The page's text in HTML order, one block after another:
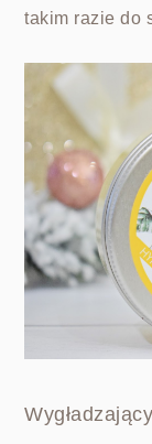
takim razie do